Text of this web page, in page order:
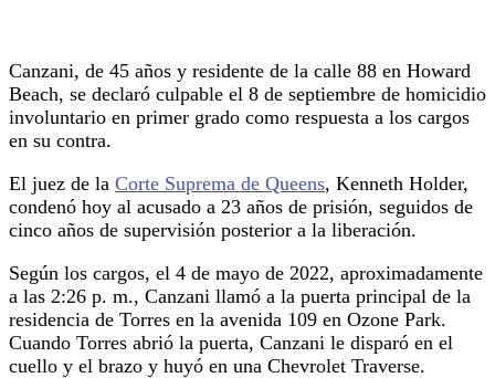
Canzani, de 45 años y residente de la calle 88 en Howard
Beach, se declaró culpable el 8 de septiembre de homicidio
involuntario en primer grado como respuesta a los cargos
en su contra.
El juez de la Corte Suprema de Queens, Kenneth Holder,
condenó hoy al acusado a 23 años de prisión, seguidos de
cinco años de supervisión posterior a la liberación.
Según los cargos, el 4 de mayo de 2022, aproximadamente
a las 2:26 p. m., Canzani llamó a la puerta principal de la
residencia de Torres en la avenida 109 en Ozone Park.
Cuando Torres abrió la puerta, Canzani le disparó en el
cuello y el brazo y huyó en una Chevrolet Traverse.